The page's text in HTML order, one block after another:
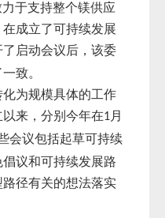
于支持整个镁供应
成立了可持续发展
了启动会议后，该委
致。
为规模具体的工作
来，分别今年在1月
会议包括起草可持续
议和可持续发展路
径有关的想法落实